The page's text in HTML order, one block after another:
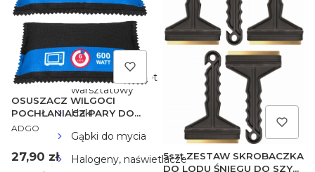
Kanistry
Prostowniki
Narzędzia i sprzęt
warsztatowy
Haki
Gąbki do mycia
Halogeny, naświetlacze
OSUSZACZ WILGOCI
POCHŁANIACZ PARY DO
SAMOCHODU 2sz
PRODUCENT
ADGO
Cena
27,90 zł
5szt ZESTAW SKROBACZKA
DO LODU ŚNIEGU DO SZYB